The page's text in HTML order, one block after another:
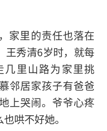
家里的责任也落在
王秀清6岁时，就每
几里山路为家里挑
邻居家孩子有爸爸
上哭闹。爷爷心疼
哄不好她。